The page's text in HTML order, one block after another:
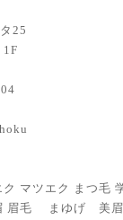
25
1F
ク マツエク まつ毛
眉 眉毛 まゆげ